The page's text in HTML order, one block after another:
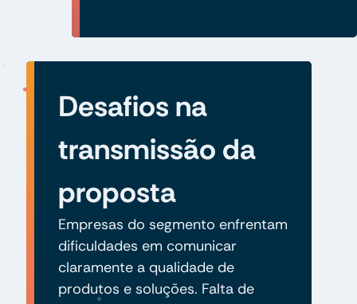
Desafios na
transmissão da
proposta
Empresas do segmento enfrentam
dificuldades em comunicar
claramente a qualidade de
produtos e soluções. Falta de